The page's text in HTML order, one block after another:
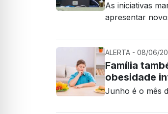
As iniciativas
apresentar
ALERTA - 08/06/
Família
obesidade
Junho é o mês